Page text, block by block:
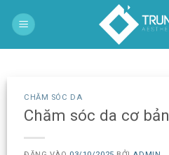
qua
CHĂM SÓC DA
Chăm sóc da cơ bản